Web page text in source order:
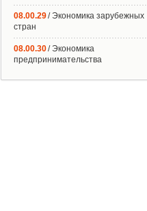
08.00.29/ Экономика зарубежных
стран
08.00.30/ Экономика
предпринимательства